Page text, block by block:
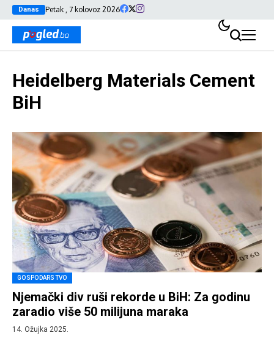
Danas Petak , 7 kolovoz 2026
Heidelberg Materials Cement
BiH
GOSPODARSTVO
Njemački div ruši rekorde u BiH: Za godinu
zaradio više 50 milijuna maraka
14. Ožujka 2025.